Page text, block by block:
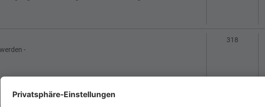
-
318
Netiquette und FAQs